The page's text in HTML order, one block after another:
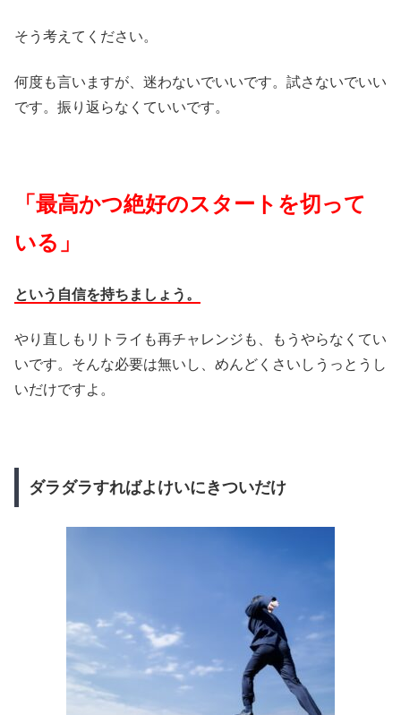
そう考えてください。
何度も言いますが、迷わないでいいです。試さないでいい
です。振り返らなくていいです。
「最高かつ絶好のスタートを切って
いる」
という自信を持ちましょう。
やり直しもリトライも再チャレンジも、もうやらなくてい
いです。そんな必要は無いし、めんどくさいしうっとうし
いだけですよ。
ダラダラすればよけいにきついだけ